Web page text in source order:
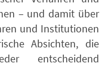
– und damit über
und Institutionen
Absichten, die
entscheidend